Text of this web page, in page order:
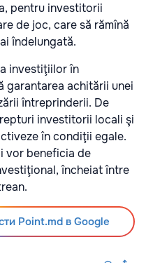
pentru investitorii
de joc, care să rămînă
îndelungată.
investiţiilor în
garantarea achitării unei
întreprinderii. De
investitorii locali şi
în condiţii egale.
vor beneficia de
încheiat între
Point.md в Google